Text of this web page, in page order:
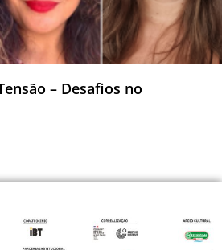
– Desafios no